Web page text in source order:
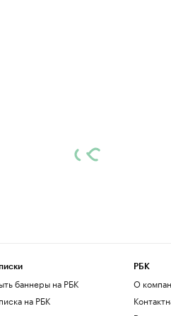
баннеры на РБК
на РБК
РБК
О